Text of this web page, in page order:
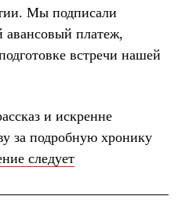
Мы подписали
авансовый платеж,
встречи нашей
и искренне
за подробную хронику
следует